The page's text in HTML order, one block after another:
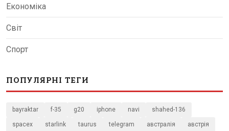
Економіка
Світ
Спорт
ПОПУЛЯРНІ ТЕГИ
bayraktar f-35 g20 iphone navi shahed-136
spacex starlink taurus telegram австралія австрія